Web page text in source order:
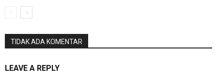
TIDAK ADA KOMENTAR
LEAVE A REPLY